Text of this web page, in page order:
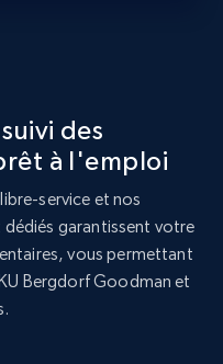
Initial
Commencer
des
à l'emploi
service et nos
dédiés garantissent votre
vous permettant
Bergdorf Goodman et